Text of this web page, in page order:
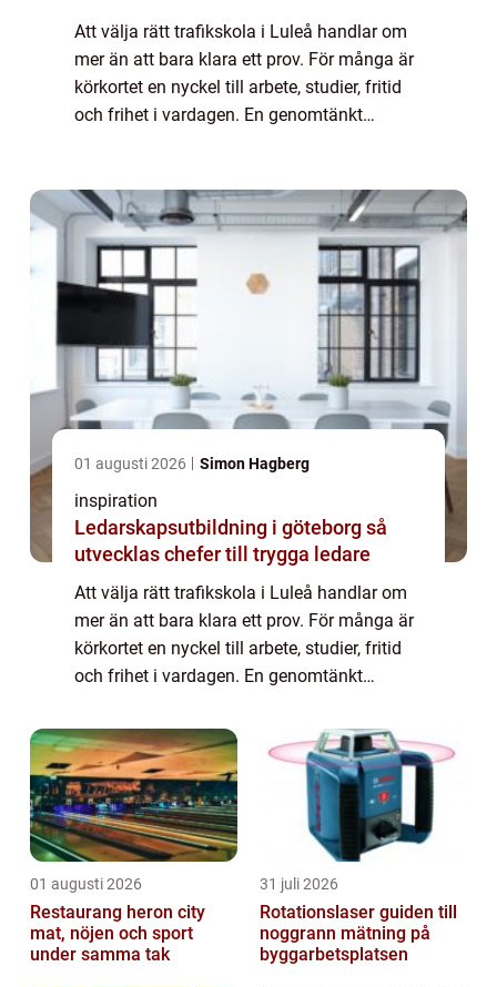
Att välja rätt trafikskola i Luleå handlar om
mer än att bara klara ett prov. För många är
körkortet en nyckel till arbete, studier, fritid
och frihet i vardagen. En genomtänkt
01 augusti 2026 Simon Hagberg
inspiration
Ledarskapsutbildning i göteborg så
utvecklas chefer till trygga ledare
Att välja rätt trafikskola i Luleå handlar om
mer än att bara klara ett prov. För många är
körkortet en nyckel till arbete, studier, fritid
och frihet i vardagen. En genomtänkt
plånboken, utan också trygghet i...
01 augusti 2026
Restaurang heron city
mat, nöjen och sport
under samma tak
31 juli 2026
Rotationslaser guiden till
noggrann mätning på
byggarbetsplatsen